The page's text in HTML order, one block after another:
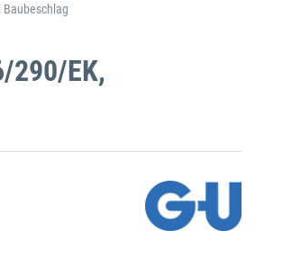
Baubeschlag
290/EK,